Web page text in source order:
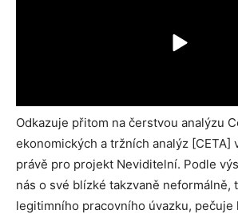
Odkazuje přitom na čerstvou analýzu
ekonomických a tržních analýz [CETA]
právě pro projekt Neviditelní. Podle
nás o své blízké takzvaně neformálně,
legitimního pracovního úvazku, pečuje